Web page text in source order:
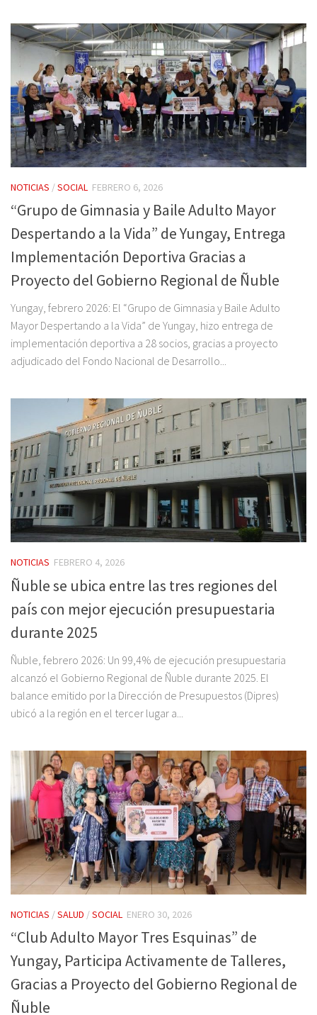
NOTICIAS /SOCIAL FEBRERO 6, 2026
“Grupo de Gimnasia y Baile Adulto Mayor
Despertando a la Vida” de Yungay, Entrega
Implementación Deportiva Gracias a
Proyecto del Gobierno Regional de Ñuble
Yungay, febrero 2026: El “Grupo de Gimnasia y Baile Adulto
Mayor Despertando a la Vida” de Yungay, hizo entrega de
implementación deportiva a 28 socios, gracias a proyecto
adjudicado del Fondo Nacional de Desarrollo...
NOTICIAS FEBRERO 4, 2026
Ñuble se ubica entre las tres regiones del
país con mejor ejecución presupuestaria
durante 2025
Ñuble, febrero 2026: Un 99,4% de ejecución presupuestaria
alcanzó el Gobierno Regional de Ñuble durante 2025. El
balance emitido por la Dirección de Presupuestos (Dipres)
ubicó a la región en el tercer lugar a...
NOTICIAS /SALUD /SOCIAL ENERO 30, 2026
“Club Adulto Mayor Tres Esquinas” de
Yungay, Participa Activamente de Talleres,
Gracias a Proyecto del Gobierno Regional de
Ñuble